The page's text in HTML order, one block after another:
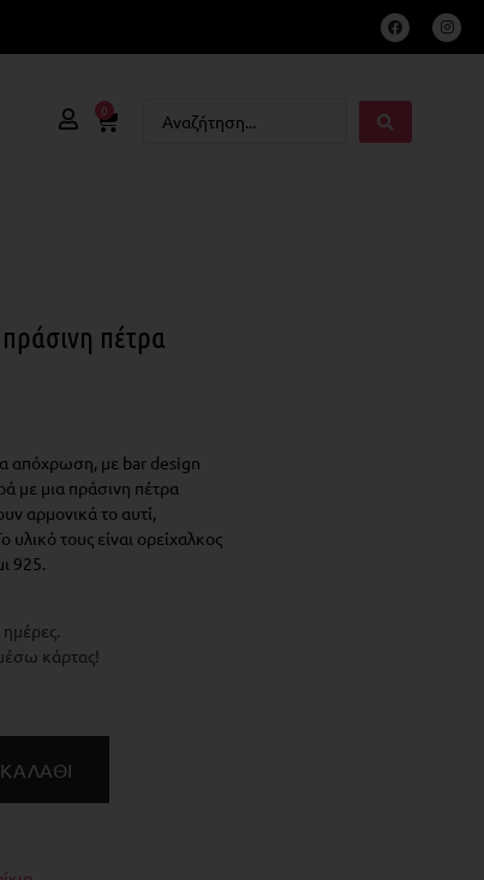
0
πέτρα
απόχρωση, με bar design
με μια πράσινη πέτρα
αρμονικά το αυτί,
υλικό τους είναι ορείχαλκος
925.
κάρτας!